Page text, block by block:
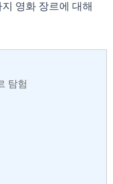
영화 장르에 대해
탐험